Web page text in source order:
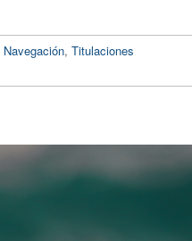
Navegación, Titulaciones